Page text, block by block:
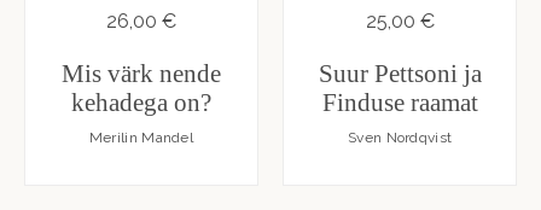
26,00 €
Mis värk nende
kehadega on?
Merilin Mandel
25,00 €
Suur Pettsoni ja
Finduse raamat
Sven Nordqvist